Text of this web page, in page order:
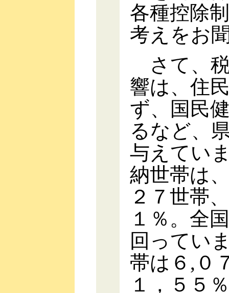
各種控除
考えをお
さて、
響は、住
ず、国民
るなど、
与えてい
納世帯は
２７世帯
１％。全
回ってい
帯は６,０
１，５５